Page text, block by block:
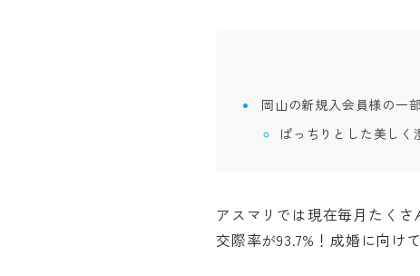
岡山の新規入会員様の一
ぱっちりとした美し
アスマリでは現在毎月たく
交際率が93.7%！成婚に向け